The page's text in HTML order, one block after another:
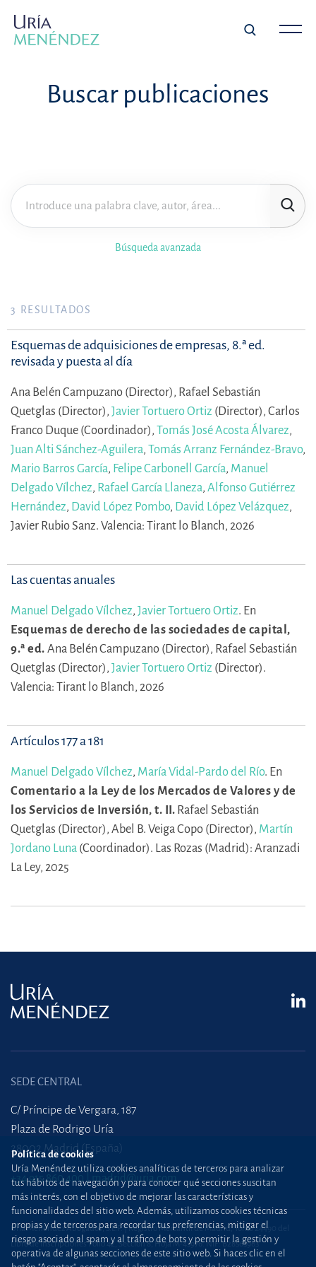
Buscar publicaciones
Búsqueda avanzada
3 RESULTADOS
Esquemas de adquisiciones de empresas, 8.ª ed.
revisada y puesta al día
Ana Belén Campuzano (Director), Rafael Sebastián
Quetglas (Director), Javier Tortuero Ortiz (Director), Carlos
Franco Duque (Coordinador), Tomás José Acosta Álvarez,
Juan Alti Sánchez-Aguilera, Tomás Arranz Fernández-Bravo,
Mario Barros García, Felipe Carbonell García, Manuel
Delgado Vílchez, Rafael García Llaneza, Alfonso Gutiérrez
Hernández, David López Pombo, David López Velázquez,
Javier Rubio Sanz. Valencia: Tirant lo Blanch, 2026
Las cuentas anuales
Manuel Delgado Vílchez, Javier Tortuero Ortiz. En
Esquemas de derecho de las sociedades de capital,
9.ª ed. Ana Belén Campuzano (Director), Rafael Sebastián
Quetglas (Director), Javier Tortuero Ortiz (Director).
Valencia: Tirant lo Blanch, 2026
Artículos 177 a 181
Manuel Delgado Vílchez, María Vidal-Pardo del Río. En
Comentario a la Ley de los Mercados de Valores y de
los Servicios de Inversión, t. II. Rafael Sebastián
Quetglas (Director), Abel B. Veiga Copo (Director), Martín
Jordano Luna (Coordinador). Las Rozas (Madrid): Aranzadi
La Ley, 2025
SEDE CENTRAL
C/ Príncipe de Vergara, 187
Plaza de Rodrigo Uría
28002 Madrid (España)
+34 915 860 400 madrid@uria.com
Uría Menéndez Abogados, S.L.P. | Registro Mercantil de Madrid, Tomo 24490 del
Libro de Inscripciones Folio 42, Sección 8, Hoja M-43976. NIF: B28563963
Política de cookies
Uría Menéndez utiliza cookies analíticas de terceros para analizar
tus hábitos de navegación y para conocer qué secciones suscitan
más interés, con el objetivo de mejorar las características y
funcionalidades del sitio web. Además, utilizamos cookies técnicas
propias y de terceros para recordar tus preferencias, mitigar el
riesgo asociado al spam y al tráfico de bots y permitir la gestión y
operativa de algunas secciones de este sitio web. Si haces clic en el